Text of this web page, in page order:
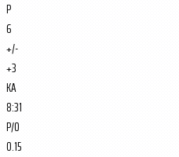
P
6
+/-
+3
KA
8:31
P/O
0.15